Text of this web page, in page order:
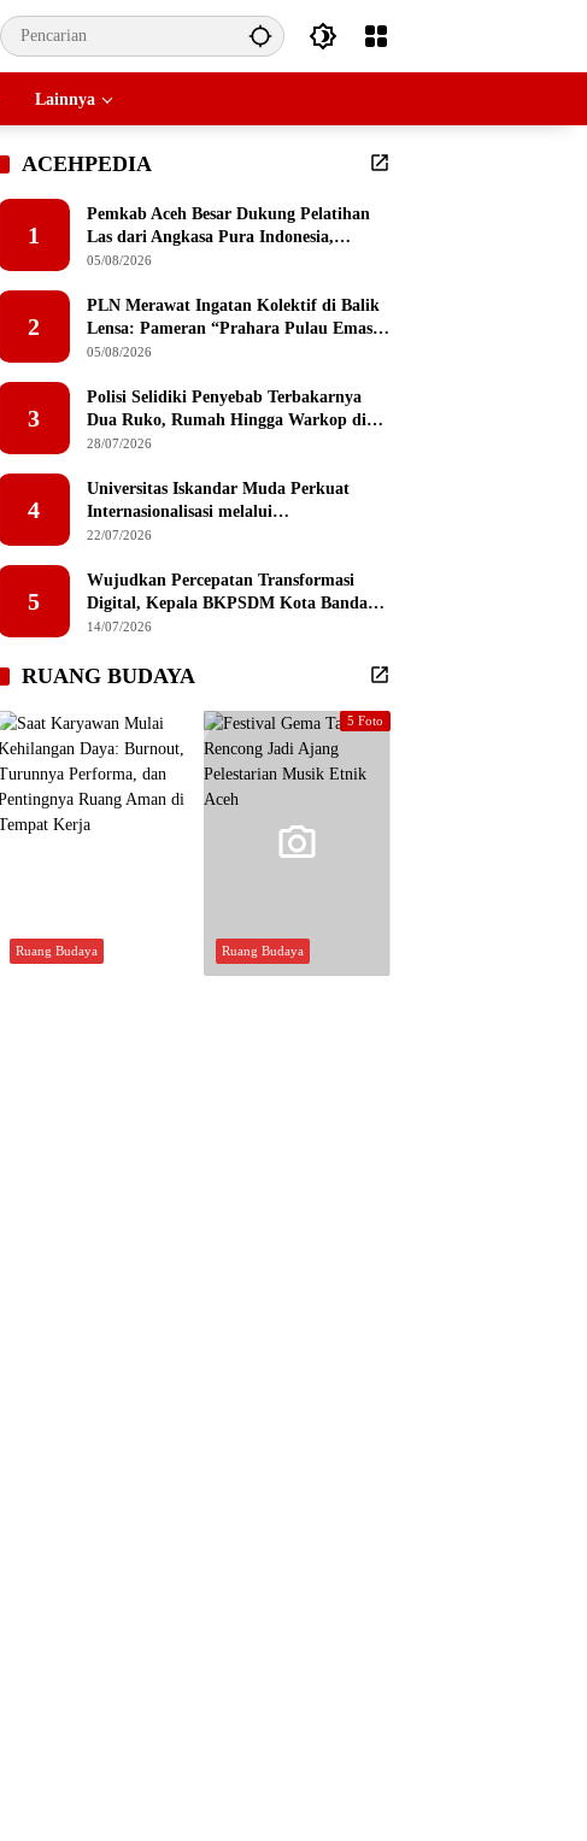
Lainnya
ACEHPEDIA
1
Pemkab Aceh Besar Dukung Pelatihan
Las dari Angkasa Pura Indonesia,
Peserta Dapat Mesin Las Gratis Usai
05/08/2026
2
PLN Merawat Ingatan Kolektif di Balik
Lensa: Pameran “Prahara Pulau Emas”
Singgah di Serambi Mekkah
05/08/2026
3
Polisi Selidiki Penyebab Terbakarnya
Dua Ruko, Rumah Hingga Warkop di
Lamteumen Timur Banda Aceh
28/07/2026
4
Universitas Iskandar Muda Perkuat
Internasionalisasi melalui
Penandatanganan MoU dengan
Selatan
22/07/2026
5
Wujudkan Percepatan Transformasi
Digital, Kepala BKPSDM Kota Banda
Aceh Ajak ASN Manfaatkan Lemari
14/07/2026
RUANG BUDAYA
Ruang Budaya
5 Foto
Ruang Budaya